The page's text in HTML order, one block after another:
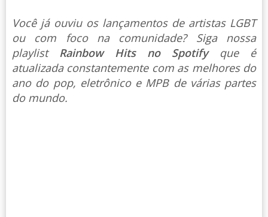
Você já ouviu os lançamentos de artistas LGBT
ou com foco na comunidade? Siga nossa
playlist Rainbow Hits no Spotify que é
atualizada constantemente com as melhores do
ano do pop, eletrônico e MPB de várias partes
do mundo.